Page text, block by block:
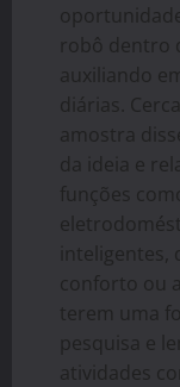
robô dentro
auxiliando
diárias.
amostra
da ideia e
funções
inteligentes,
conforto ou
terem uma
pesquisa e
atividades